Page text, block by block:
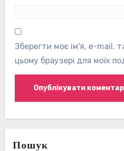
Зберегти моє ім'я, e-mail,
цьому браузері для моїх
Пошук